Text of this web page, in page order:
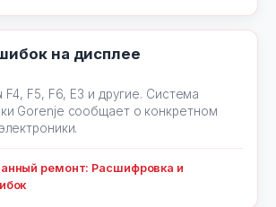
на дисплее
F4, F5, F6, E3 и другие. Система
Gorenje сообщает о конкретном
ремонт: Расшифровка и